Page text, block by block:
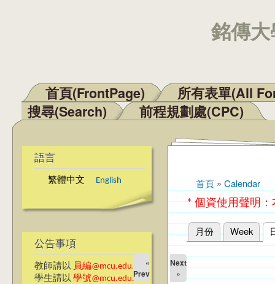
銘傳
主選單
首頁(FrontPage)
所有表單(All
搜尋(Search)
前程規劃處(CPC)
語言
繁體中文 English
公告事項
教師請以 員編@mcu.edu.tw
學生請以 學號@mcu.edu.tw
您在這裡
首頁 » Calendar
* 個資使用聲明
主要索引標籤
月份 Week
«
Prev
Next
»